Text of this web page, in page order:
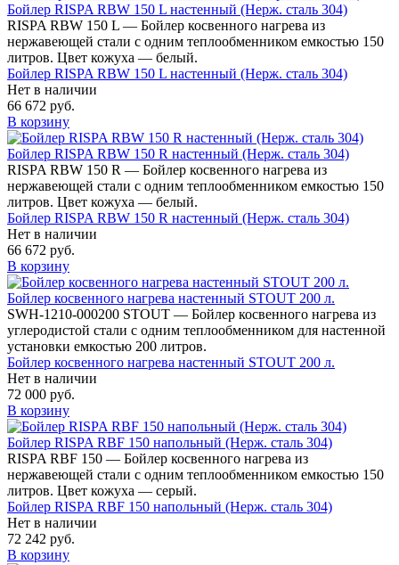
Бойлер RISPA RBW 150 L настенный (Нерж. сталь 304)
RISPA RBW 150 L — Бойлер косвенного нагрева из
нержавеющей стали с одним теплообменником емкостью 150
литров. Цвет кожуха — белый.
Бойлер RISPA RBW 150 L настенный (Нерж. сталь 304)
Нет в наличии
66 672 руб.
В корзину
Бойлер RISPA RBW 150 R настенный (Нерж. сталь 304)
RISPA RBW 150 R — Бойлер косвенного нагрева из
нержавеющей стали с одним теплообменником емкостью 150
литров. Цвет кожуха — белый.
Бойлер RISPA RBW 150 R настенный (Нерж. сталь 304)
Нет в наличии
66 672 руб.
В корзину
Бойлер косвенного нагрева настенный STOUT 200 л.
SWH-1210-000200 STOUT — Бойлер косвенного нагрева из
углеродистой стали с одним теплообменником для настенной
установки емкостью 200 литров.
Бойлер косвенного нагрева настенный STOUT 200 л.
Нет в наличии
72 000 руб.
В корзину
Бойлер RISPA RBF 150 напольный (Нерж. сталь 304)
RISPA RBF 150 — Бойлер косвенного нагрева из
нержавеющей стали с одним теплообменником емкостью 150
литров. Цвет кожуха — серый.
Бойлер RISPA RBF 150 напольный (Нерж. сталь 304)
Нет в наличии
72 242 руб.
В корзину